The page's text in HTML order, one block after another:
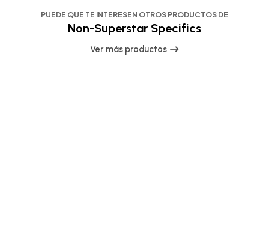
PUEDE QUE TE INTERESEN OTROS PRODUCTOS DE
Non-Superstar Specifics
Ver más productos